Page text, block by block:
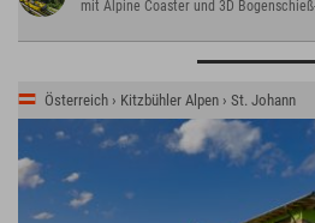
mit Alpine Coaster und 3D
Österreich › Kitzbühler Alpen › St. Johann